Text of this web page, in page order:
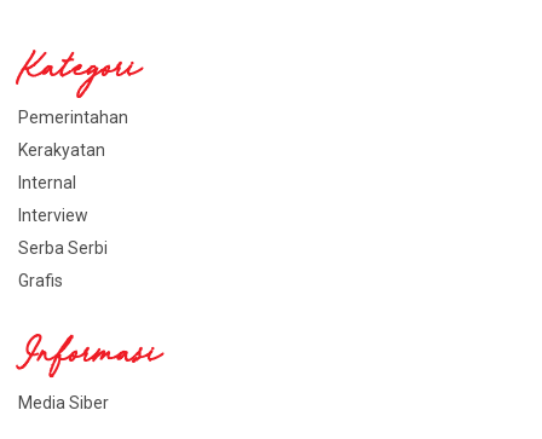
Kategori
Pemerintahan
Kerakyatan
Internal
Interview
Serba Serbi
Grafis
Informasi
Media Siber